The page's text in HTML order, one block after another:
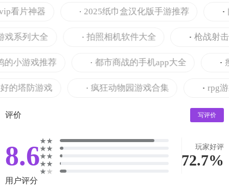
片神器 2025纸巾盒汉化版手游推荐
系列大全 拍照相机软件大全 枪战射击
游戏推荐 都市商战的手机app大全 瘦
塔防游戏 疯狂动物园游戏合集 rpg游
评价 写评价
8.6 玩家好评
72.7%
用户评分